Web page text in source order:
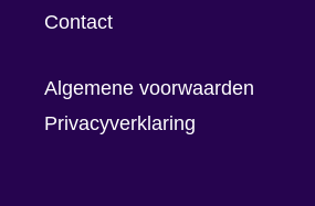
Contact
Algemene voorwaarden
Privacyverklaring